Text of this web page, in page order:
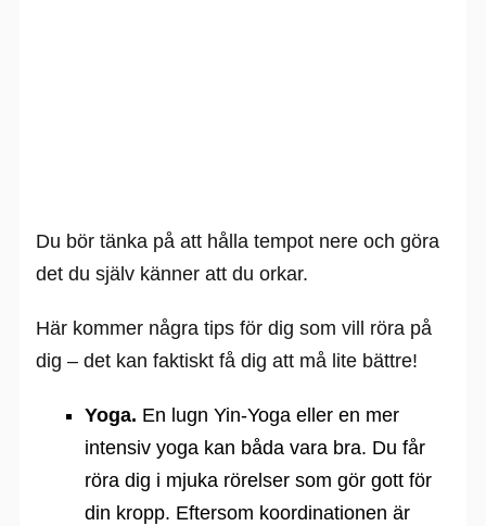
Du bör tänka på att hålla tempot nere och göra
det du själv känner att du orkar.
Här kommer några tips för dig som vill röra på
dig – det kan faktiskt få dig att må lite bättre!
Yoga. En lugn Yin-Yoga eller en mer
intensiv yoga kan båda vara bra. Du får
röra dig i mjuka rörelser som gör gott för
din kropp. Eftersom koordinationen är